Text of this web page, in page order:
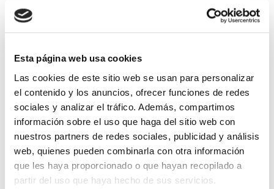
Esta página web usa cookies
Las cookies de este sitio web se usan para personalizar
el contenido y los anuncios, ofrecer funciones de redes
sociales y analizar el tráfico. Además, compartimos
información sobre el uso que haga del sitio web con
nuestros partners de redes sociales, publicidad y análisis
web, quienes pueden combinarla con otra información
que les haya proporcionado o que hayan recopilado a
partir del uso que haya hecho de sus servicios.
los responsables de los sindicatos ELA, LAB y
ESK. Sólo el 16% de las empleadas del sector,
trabajadoras, está acudiendo a sus puestos de
trabajo, lo que pone en evidencia el acuerdo de
eficacia limitada suscrito en minoría por CCOO
con la patronal vizcaína.
Los representantes sindicales han reiterado su
voluntad negociadora, al mismo tiempo que
han exigido a la patronal cebek que ponga